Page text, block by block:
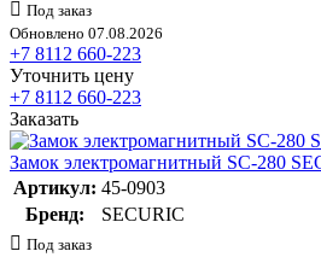
Под заказ
Обновлено 07.08.2026
+7 8112 660-223
Уточнить цену
+7 8112 660-223
Заказать
Замок электромагнитный SC-280
Артикул: 45-0903
Бренд:
SECURIC
Под заказ